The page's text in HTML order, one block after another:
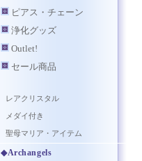
ピアス・チェーン
浄化グッズ
Outlet!
セール商品
レアクリスタル
メダイ付き
聖母マリア・アイテム
◆Archangels